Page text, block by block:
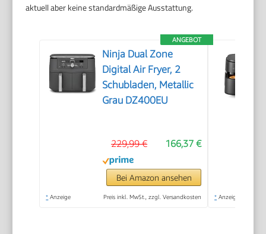
aktuell aber keine standardmäßige Ausstattung.
ANGEBOT
Ninja Dual Zone
Digital Air Fryer, 2
Schubladen, Metallic
Grau DZ400EU
166,37 €
229,99 €
Bei Amazon ansehen
* Anzeige Preis inkl. MwSt., zzgl. Versandkosten * Anzeige